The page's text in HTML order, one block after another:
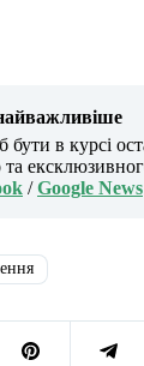
бути в курсі
та
/Google News